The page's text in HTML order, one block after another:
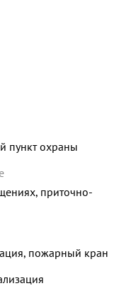
пункт охраны
приточно-
пожарный кран